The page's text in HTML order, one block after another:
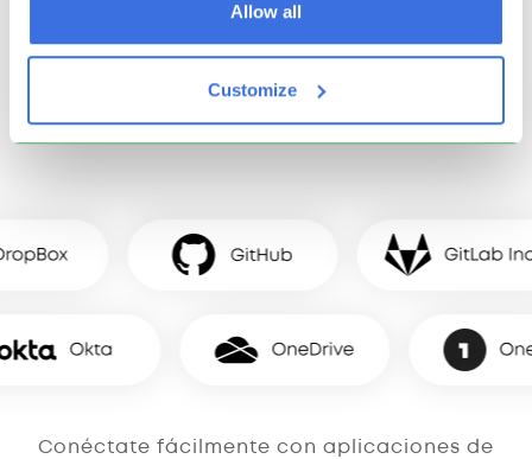
Allow all
Customize
Nos integramos con las
herramientas que ya
usas
Conéctate fácilmente con aplicaciones de